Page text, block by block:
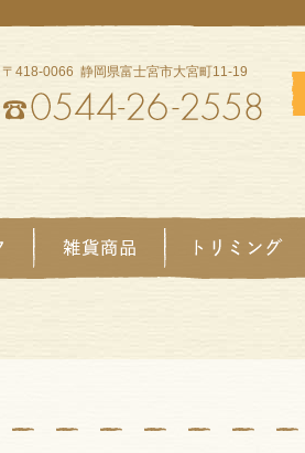
〒418-0066 静岡県富士宮市大宮町11-19